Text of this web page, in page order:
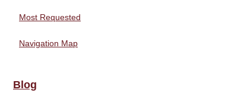
Most Requested
Navigation Map
Blog